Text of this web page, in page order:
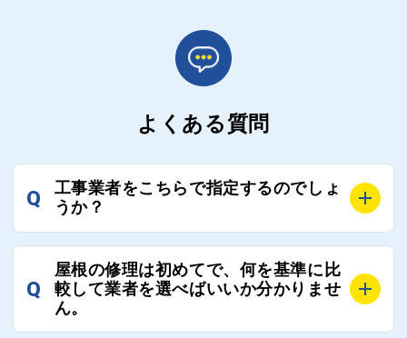
よくある質問
Q
工事業者をこちらで指定するのでしょ
うか？
お客様のご要望をお聞きし、条件に合った工事業者を
最大3社まで選定し、ご紹介いたします。
そのため、お客様に比較する業者を選定いただく必要
Q
屋根の修理は初めてで、何を基準に比
較して業者を選べばいいか分かりませ
ん。